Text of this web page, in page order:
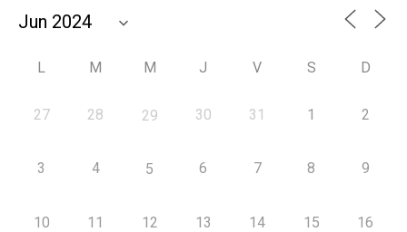
L M M J V S D
27 28 29 30 31 1 2
3 4 5 6 7 8 9
10 11 12 13 14 15 16